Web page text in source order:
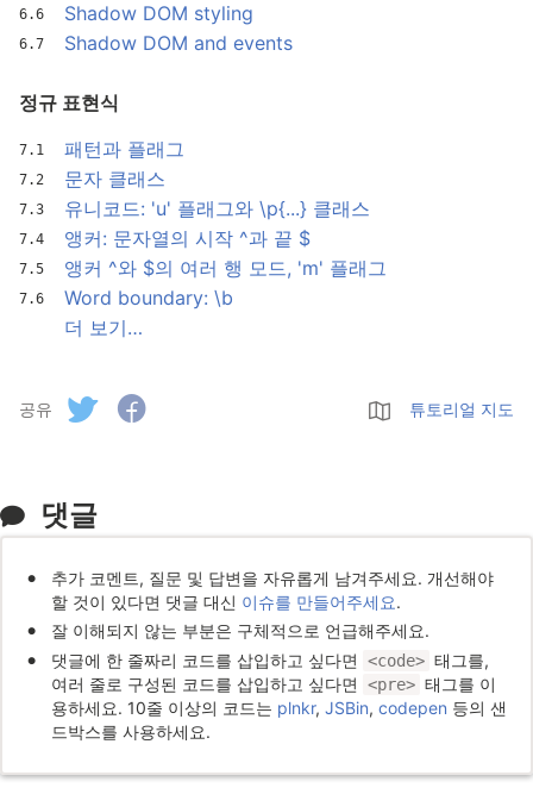
Shadow DOM styling
Shadow DOM and events
정규 표현식
패턴과 플래그
문자 클래스
유니코드: 'u' 플래그와 \p{...} 클래스
앵커: 문자열의 시작 ^과 끝 $
앵커 ^와 $의 여러 행 모드, 'm' 플래그
Word boundary: \b
더 보기…
공유 튜토리얼 지도
댓글
추가 코멘트, 질문 및 답변을 자유롭게 남겨주세요. 개선해야
할 것이 있다면 댓글 대신 이슈를 만들어주세요.
잘 이해되지 않는 부분은 구체적으로 언급해주세요.
댓글에 한 줄짜리 코드를 삽입하고 싶다면
<code> 태그를,
여러 줄로 구성된 코드를 삽입하고 싶다면
<pre> 태그를 이
용하세요. 10줄 이상의 코드는 plnkr, JSBin, codepen 등의 샌
드박스를 사용하세요.